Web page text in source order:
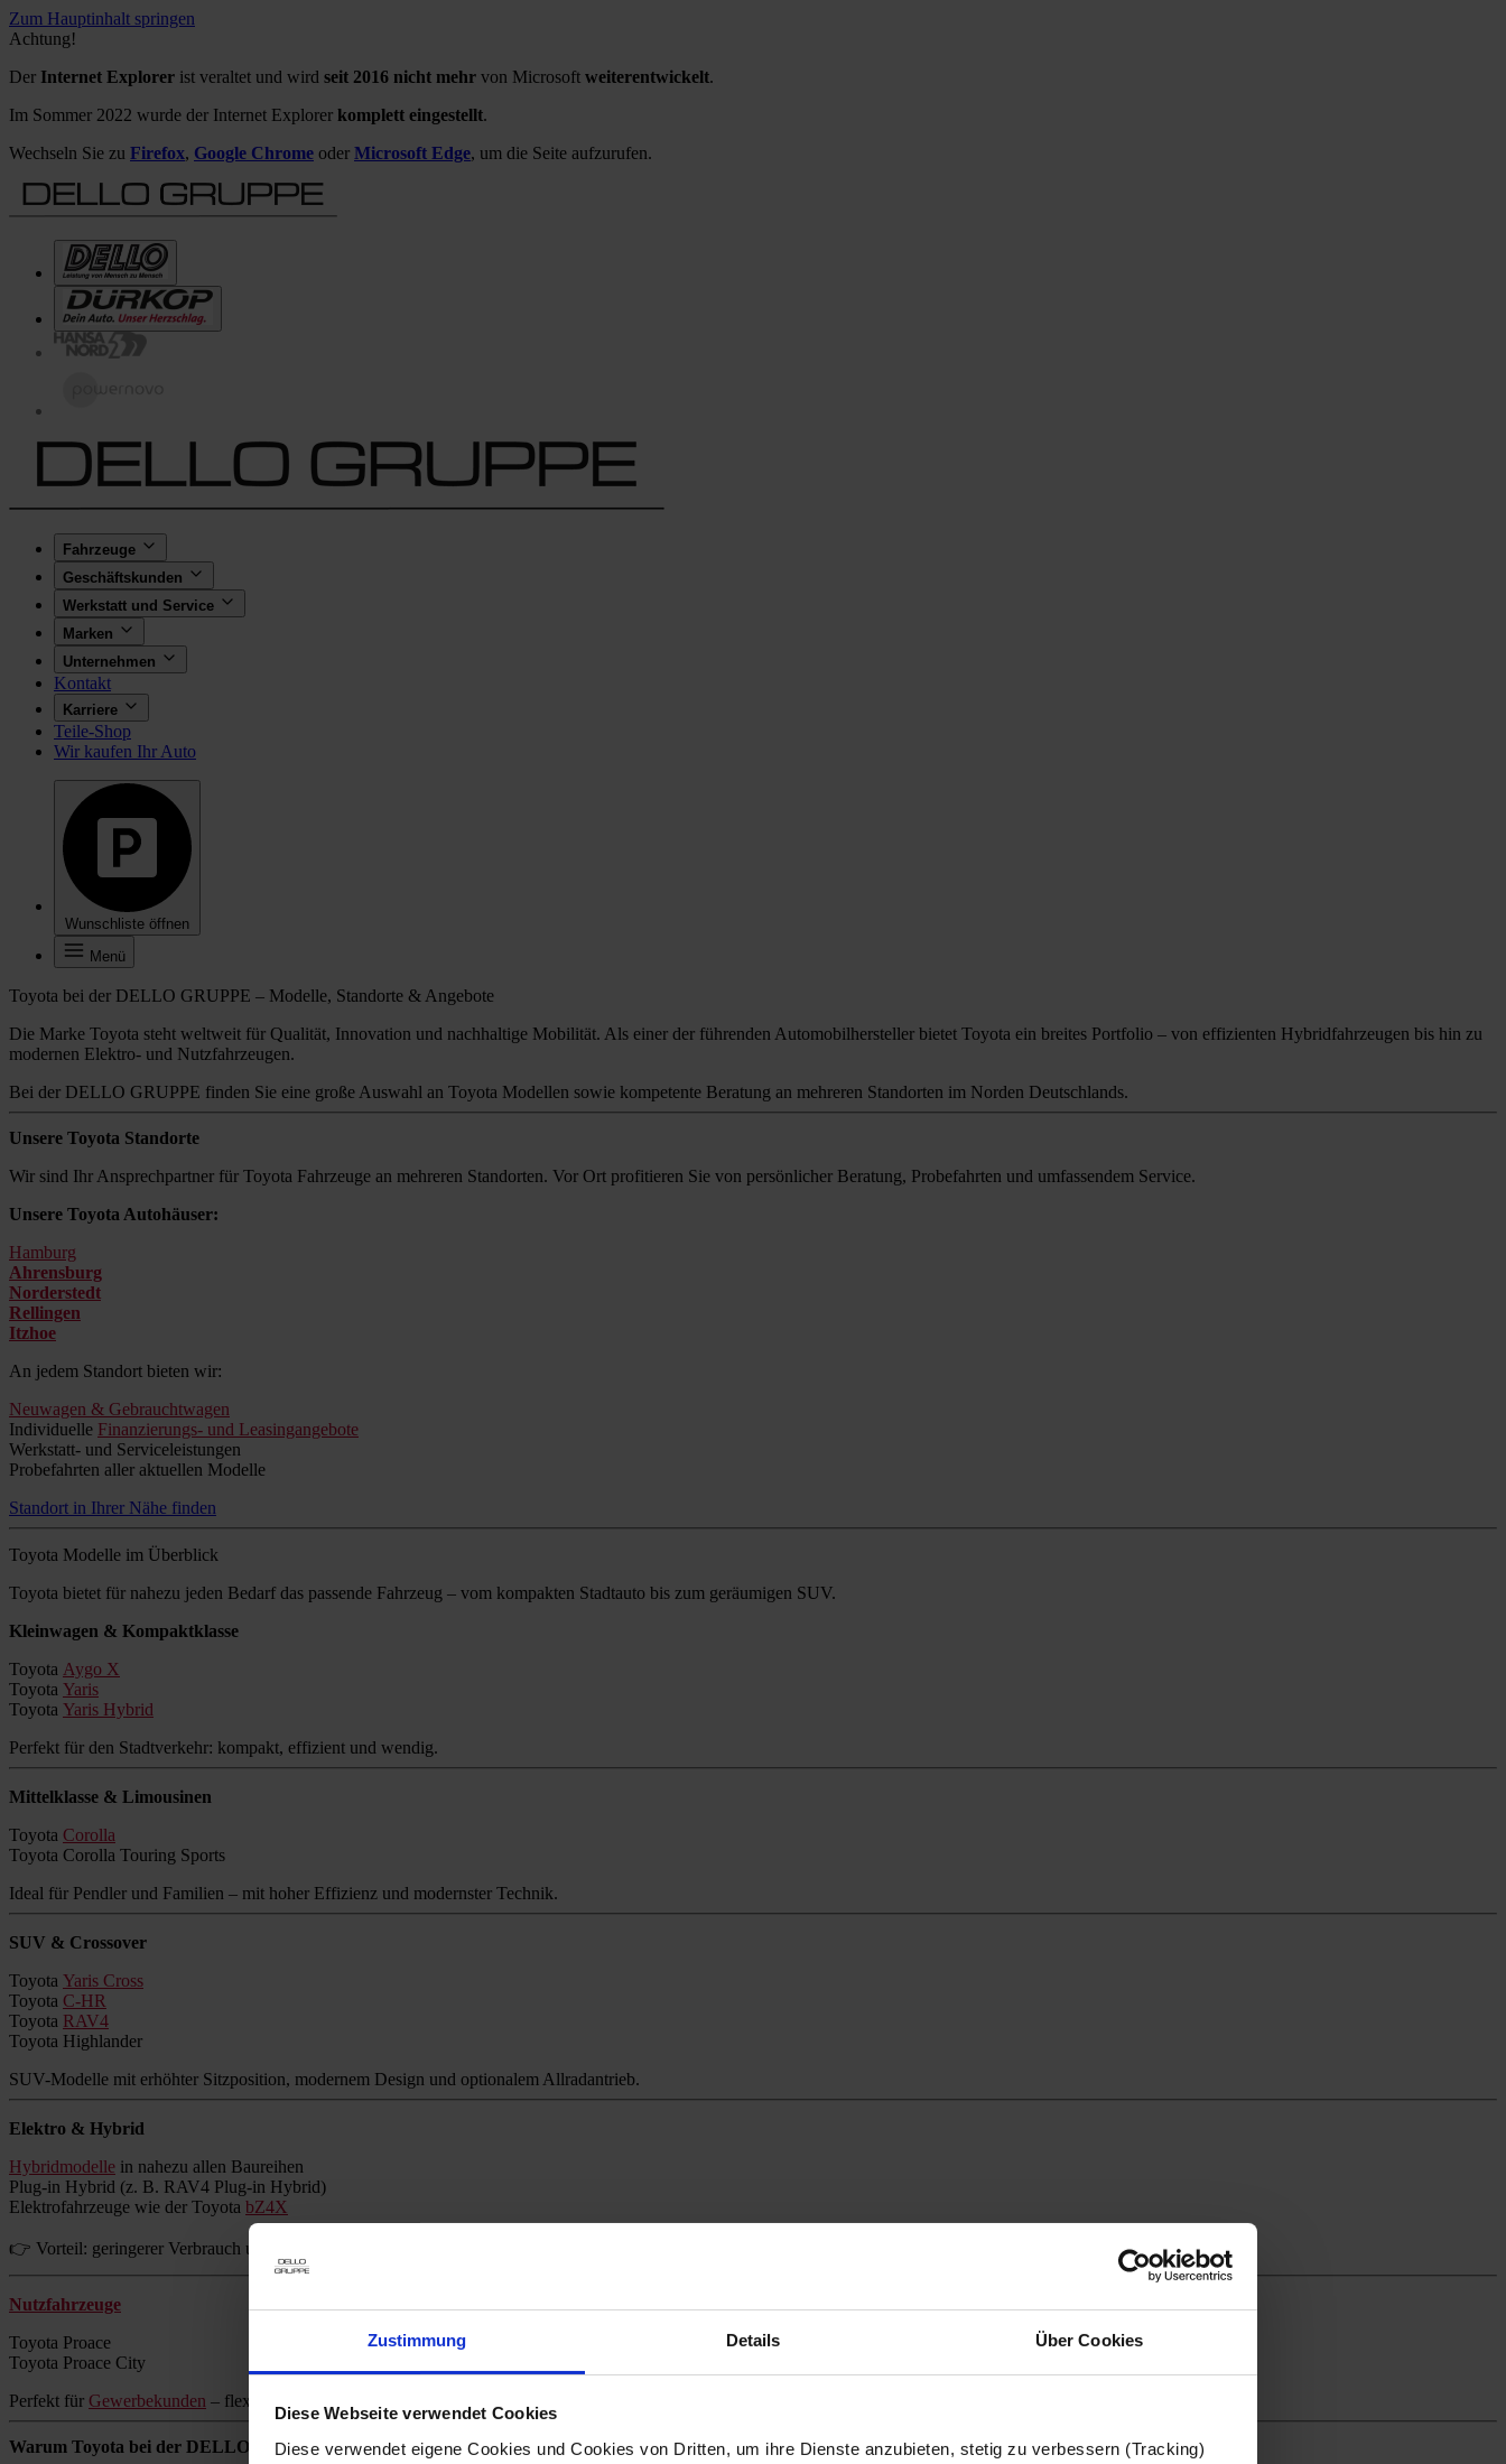
Zustimmung Details Über Cookies
Diese Webseite verwendet Cookies
Diese verwendet eigene Cookies und Cookies von Dritten, um ihre Dienste anzubieten, stetig zu verbessern (Tracking)
Zum Hauptinhalt springen
Achtung!
Der Internet Explorer ist veraltet und wird seit 2016 nicht mehr von Microsoft weiterentwickelt.
Im Sommer 2022 wurde der Internet Explorer komplett eingestellt.
Wechseln Sie zu Firefox, Google Chrome oder Microsoft Edge, um die Seite aufzurufen.
Fahrzeuge
Geschäftskunden
Werkstatt und Service
Marken
Unternehmen
Kontakt
Karriere
Teile-Shop
Wir kaufen Ihr Auto
Wunschliste öffnen
Menü
Toyota bei der DELLO GRUPPE – Modelle, Standorte & Angebote
Die Marke Toyota steht weltweit für Qualität, Innovation und nachhaltige Mobilität. Als einer der führenden Automobilhersteller bietet Toyota ein breites Portfolio – von effizienten Hybridfahrzeugen bis hin zu
modernen Elektro- und Nutzfahrzeugen.
Bei der DELLO GRUPPE finden Sie eine große Auswahl an Toyota Modellen sowie kompetente Beratung an mehreren Standorten im Norden Deutschlands.
Unsere Toyota Standorte
Wir sind Ihr Ansprechpartner für Toyota Fahrzeuge an mehreren Standorten. Vor Ort profitieren Sie von persönlicher Beratung, Probefahrten und umfassendem Service.
Unsere Toyota Autohäuser:
Hamburg
Ahrensburg
Norderstedt
Rellingen
Itzhoe
An jedem Standort bieten wir:
Neuwagen & Gebrauchtwagen
Individuelle Finanzierungs- und Leasingangebote
Werkstatt- und Serviceleistungen
Probefahrten aller aktuellen Modelle
Standort in Ihrer Nähe finden
Toyota Modelle im Überblick
Toyota bietet für nahezu jeden Bedarf das passende Fahrzeug – vom kompakten Stadtauto bis zum geräumigen SUV.
Kleinwagen & Kompaktklasse
Toyota Aygo X
Toyota Yaris
Toyota Yaris Hybrid
Perfekt für den Stadtverkehr: kompakt, effizient und wendig.
Mittelklasse & Limousinen
Toyota Corolla
Toyota Corolla Touring Sports
Ideal für Pendler und Familien – mit hoher Effizienz und modernster Technik.
SUV & Crossover
Toyota Yaris Cross
Toyota C-HR
Toyota RAV4
Toyota Highlander
SUV-Modelle mit erhöhter Sitzposition, modernem Design und optionalem Allradantrieb.
Elektro & Hybrid
Hybridmodelle in nahezu allen Baureihen
Plug-in Hybrid (z. B. RAV4 Plug-in Hybrid)
Elektrofahrzeuge wie der Toyota bZ4X
👉 Vorteil: geringerer Verbrauch und reduzierte Emissionen ohne Reichweitenangst.
Nutzfahrzeuge
Toyota Proace
Toyota Proace City
Perfekt für Gewerbekunden – flexibel, zuverlässig und wirtschaftlich.
Warum Toyota bei der DELLO GRUPPE kaufen?